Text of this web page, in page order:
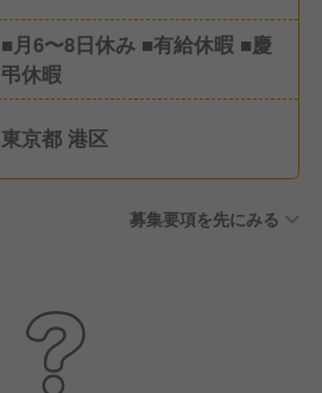
■月6〜8日休み ■有給休暇 ■慶
弔休暇
東京都 港区
募集要項を先にみる